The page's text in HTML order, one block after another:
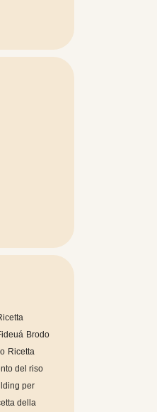
Brodo
Ricetta
del riso
per
della